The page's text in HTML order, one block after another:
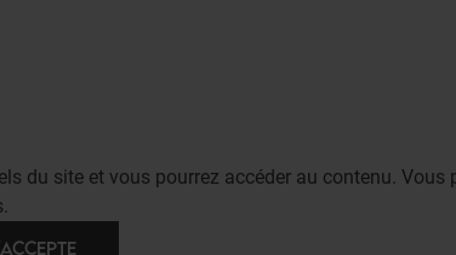
du site et vous pourrez accéder au contenu.